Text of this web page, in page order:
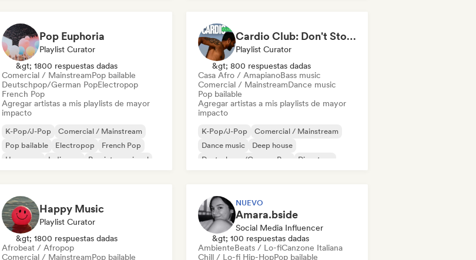
Pop Euphoria
Playlist Curator
&gt; 1800 respuestas dadas
Comercial / MainstreamPop bailable
Deutschpop/German PopElectropop
French Pop
Agregar artistas a mis playlists de mayor
impacto
K-Pop/J-Pop
Comercial / Mainstream
Pop bailable
Electropop
French Pop
Hyperpop
Indie pop Pop internacional
Cardio Club: Don't Stop! 💦
Playlist Curator
&gt; 800 respuestas dadas
Casa Afro / AmapianoBass music
Comercial / MainstreamDance music
Pop bailable
Agregar artistas a mis playlists de mayor
impacto
K-Pop/J-Pop
Comercial / Mainstream
Dance music
Deep house
Deutschpop/German Pop
Discoteca
Happy Music
Playlist Curator
&gt; 1800 respuestas dadas
Afrobeat / Afropop
Comercial / MainstreamPop bailable
NUEVO
Amara.bside
Social Media Influencer
&gt; 100 respuestas dadas
AmbienteBeats / Lo-fiCanzone Italiana
Chill / Lo-fi Hip-HopPop bailable